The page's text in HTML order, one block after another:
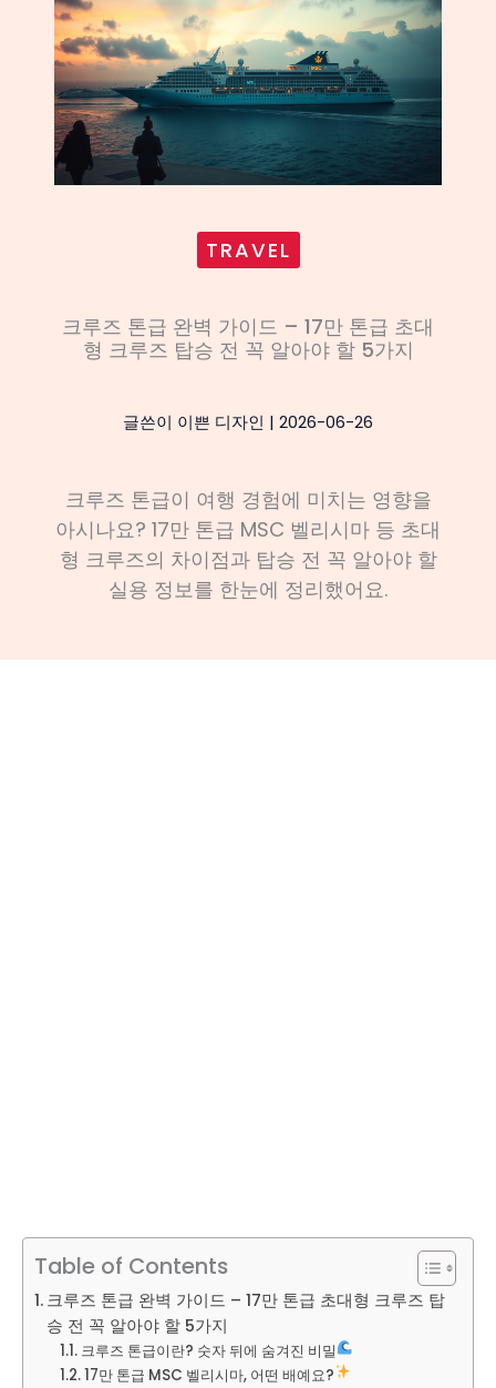
TRAVEL
크루즈 톤급 완벽 가이드 – 17만 톤급 초대
형 크루즈 탑승 전 꼭 알아야 할 5가지
글쓴이 이쁜 디자인 | 2026-06-26
크루즈 톤급이 여행 경험에 미치는 영향을
아시나요? 17만 톤급 MSC 벨리시마 등 초대
형 크루즈의 차이점과 탑승 전 꼭 알아야 할
실용 정보를 한눈에 정리했어요.
Table of Contents
크루즈 톤급 완벽 가이드 – 17만 톤급 초대형 크루즈 탑
승 전 꼭 알아야 할 5가지
크루즈 톤급이란? 숫자 뒤에 숨겨진 비밀
17만 톤급 MSC 벨리시마, 어떤 배예요?